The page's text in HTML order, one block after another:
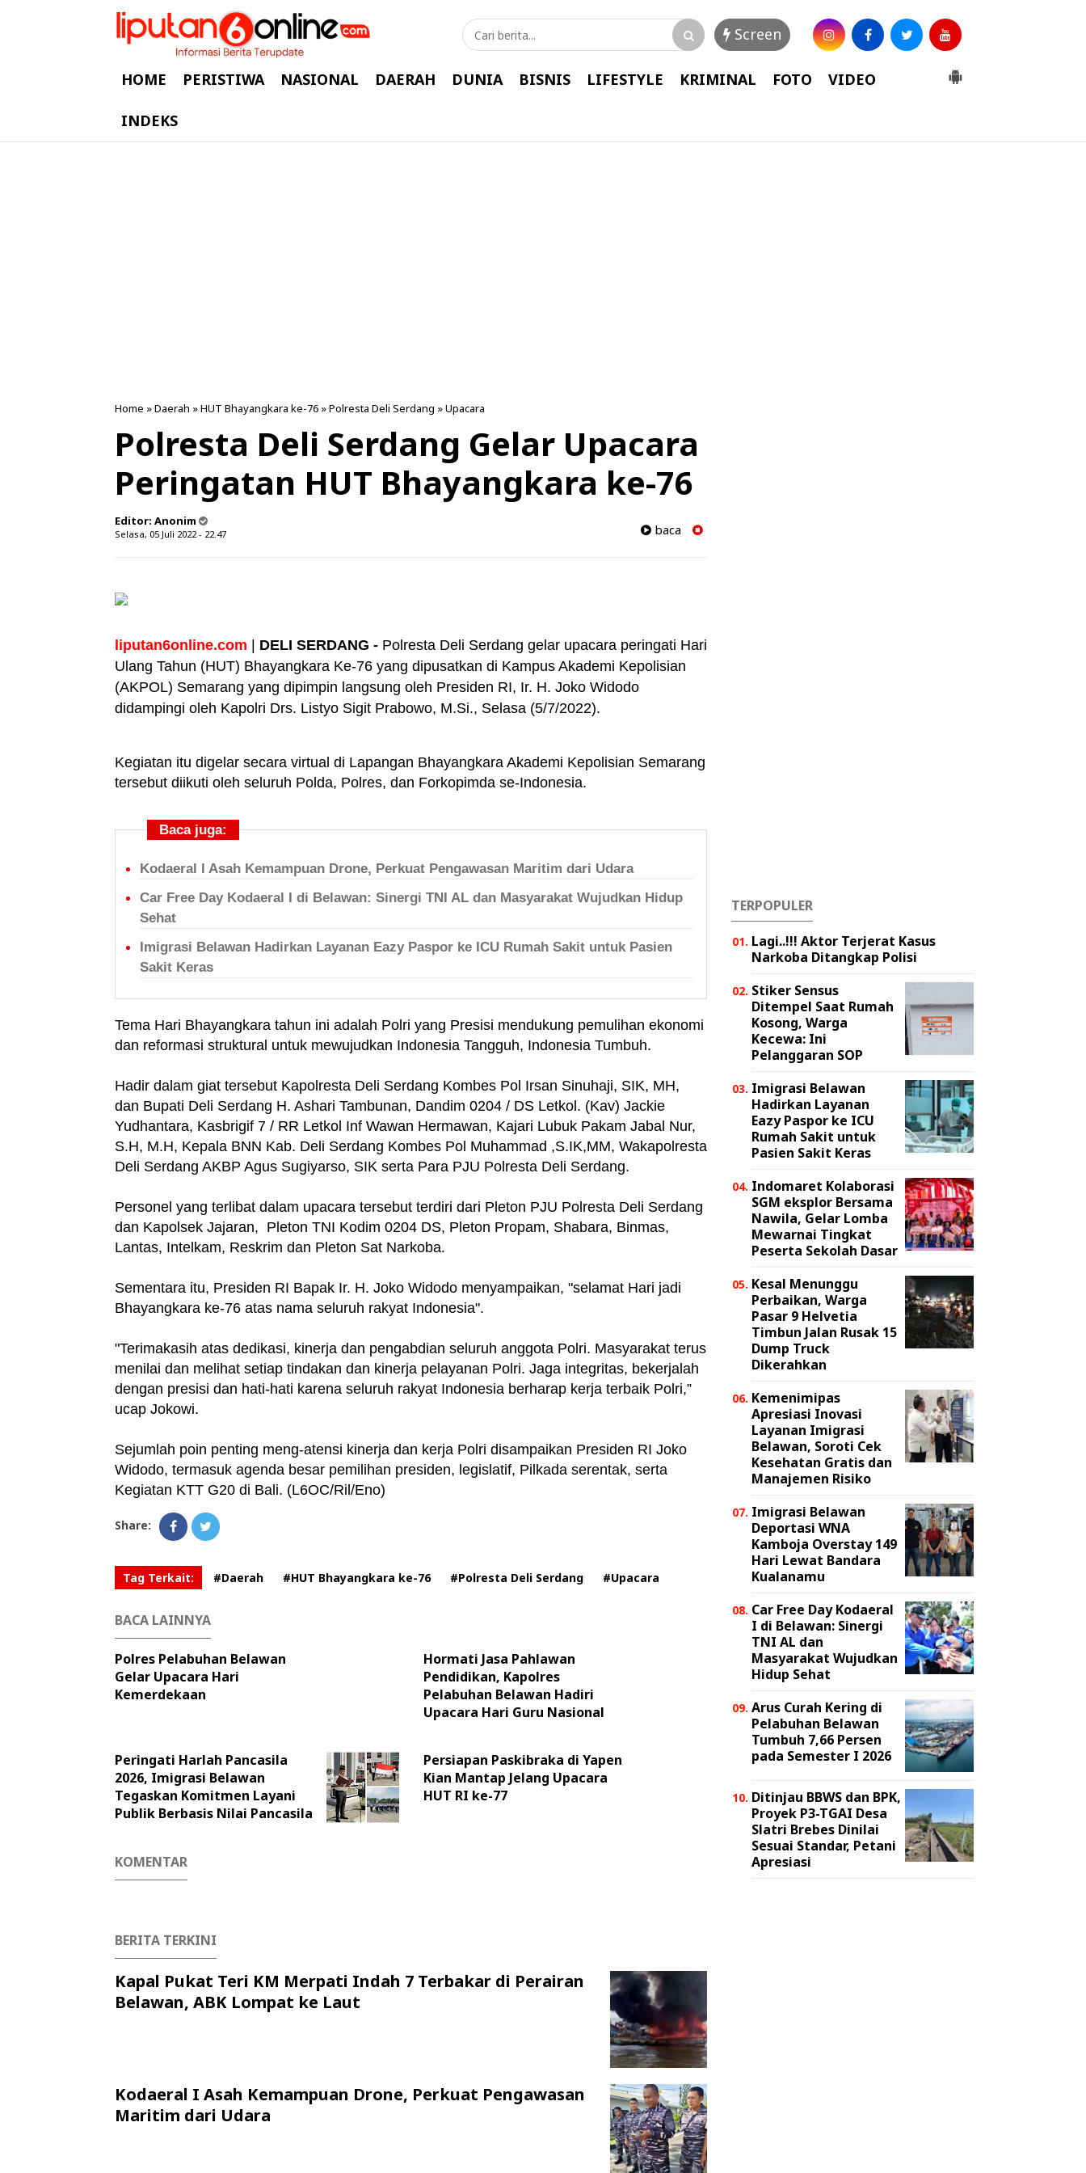
Screen
HOME PERISTIWA NASIONAL DAERAH DUNIA BISNIS LIFESTYLE KRIMINAL FOTO VIDEO
INDEKS
Home »Daerah »HUT Bhayangkara ke-76 »Polresta Deli Serdang »Upacara
Polresta Deli Serdang Gelar Upacara
Peringatan HUT Bhayangkara ke-76
Editor: Anonim
Selasa, 05 Juli 2022 - 22.47 baca
liputan6online.com DELI SERDANG - Polresta Deli Serdang gelar upacara peringati Hari
Ulang Tahun (HUT) Bhayangkara Ke-76 yang dipusatkan di Kampus Akademi Kepolisian
(AKPOL) Semarang yang dipimpin langsung oleh Presiden RI, Ir. H. Joko Widodo
didampingi oleh Kapolri Drs. Listyo Sigit Prabowo, M.Si., Selasa (5/7/2022).
Kegiatan itu digelar secara virtual di Lapangan Bhayangkara Akademi Kepolisian Semarang
tersebut diikuti oleh seluruh Polda, Polres, dan Forkopimda se-Indonesia.
Baca juga:
Kodaeral I Asah Kemampuan Drone, Perkuat Pengawasan Maritim dari Udara
Car Free Day Kodaeral I di Belawan: Sinergi TNI AL dan Masyarakat Wujudkan Hidup
Sehat
Imigrasi Belawan Hadirkan Layanan Eazy Paspor ke ICU Rumah Sakit untuk Pasien
Sakit Keras
Tema Hari Bhayangkara tahun ini adalah Polri yang Presisi mendukung pemulihan ekonomi
dan reformasi struktural untuk mewujudkan Indonesia Tangguh, Indonesia Tumbuh.
Hadir dalam giat tersebut Kapolresta Deli Serdang Kombes Pol Irsan Sinuhaji, SIK, MH,
dan Bupati Deli Serdang H. Ashari Tambunan, Dandim 0204 / DS Letkol. (Kav) Jackie
Yudhantara, Kasbrigif 7 / RR Letkol Inf Wawan Hermawan, Kajari Lubuk Pakam Jabal Nur,
S.H, M.H, Kepala BNN Kab. Deli Serdang Kombes Pol Muhammad ,S.IK,MM, Wakapolresta
Deli Serdang AKBP Agus Sugiyarso, SIK serta Para PJU Polresta Deli Serdang.
Personel yang terlibat dalam upacara tersebut terdiri dari Pleton PJU Polresta Deli Serdang
dan Kapolsek Jajaran, Pleton TNI Kodim 0204 DS, Pleton Propam, Shabara, Binmas,
Lantas, Intelkam, Reskrim dan Pleton Sat Narkoba.
Sementara itu, Presiden RI Bapak Ir. H. Joko Widodo menyampaikan, "selamat Hari jadi
Bhayangkara ke-76 atas nama seluruh rakyat Indonesia".
"Terimakasih atas dedikasi, kinerja dan pengabdian seluruh anggota Polri. Masyarakat terus
menilai dan melihat setiap tindakan dan kinerja pelayanan Polri. Jaga integritas, bekerjalah
dengan presisi dan hati-hati karena seluruh rakyat Indonesia berharap kerja terbaik Polri,”
ucap Jokowi.
Sejumlah poin penting meng-atensi kinerja dan kerja Polri disampaikan Presiden RI Joko
Widodo, termasuk agenda besar pemilihan presiden, legislatif, Pilkada serentak, serta
Kegiatan KTT G20 di Bali. (L6OC/Ril/Eno)
Share:
Tag Terkait: #Daerah #HUT Bhayangkara ke-76 #Polresta Deli Serdang #Upacara
BACA LAINNYA
Polres Pelabuhan Belawan
Gelar Upacara Hari
Kemerdekaan
Hormati Jasa Pahlawan
Pendidikan, Kapolres
Pelabuhan Belawan Hadiri
Upacara Hari Guru Nasional
Peringati Harlah Pancasila
2026, Imigrasi Belawan
Tegaskan Komitmen Layani
Publik Berbasis Nilai Pancasila
Persiapan Paskibraka di Yapen
Kian Mantap Jelang Upacara
HUT RI ke-77
KOMENTAR
BERITA TERKINI
Kapal Pukat Teri KM Merpati Indah 7 Terbakar di Perairan
Belawan, ABK Lompat ke Laut
Kodaeral I Asah Kemampuan Drone, Perkuat Pengawasan
Maritim dari Udara
TERPOPULER
Lagi..!!! Aktor Terjerat Kasus
Narkoba Ditangkap Polisi
Stiker Sensus
Ditempel Saat Rumah
Kosong, Warga
Kecewa: Ini
Pelanggaran SOP
Imigrasi Belawan
Hadirkan Layanan
Eazy Paspor ke ICU
Rumah Sakit untuk
Pasien Sakit Keras
Indomaret Kolaborasi
SGM eksplor Bersama
Nawila, Gelar Lomba
Mewarnai Tingkat
Peserta Sekolah Dasar
Kesal Menunggu
Perbaikan, Warga
Pasar 9 Helvetia
Timbun Jalan Rusak 15
Dump Truck
Dikerahkan
Kemenimipas
Apresiasi Inovasi
Layanan Imigrasi
Belawan, Soroti Cek
Kesehatan Gratis dan
Manajemen Risiko
Imigrasi Belawan
Deportasi WNA
Kamboja Overstay 149
Hari Lewat Bandara
Kualanamu
Car Free Day Kodaeral
I di Belawan: Sinergi
TNI AL dan
Masyarakat Wujudkan
Hidup Sehat
Arus Curah Kering di
Pelabuhan Belawan
Tumbuh 7,66 Persen
pada Semester I 2026
Ditinjau BBWS dan BPK,
Proyek P3-TGAI Desa
Slatri Brebes Dinilai
Sesuai Standar, Petani
Apresiasi